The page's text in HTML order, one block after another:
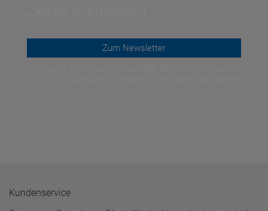
Zum Newsletter
Kundenservice